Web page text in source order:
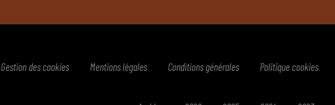
Gestion des cookies Mentions légales Conditions générales Politique cookies